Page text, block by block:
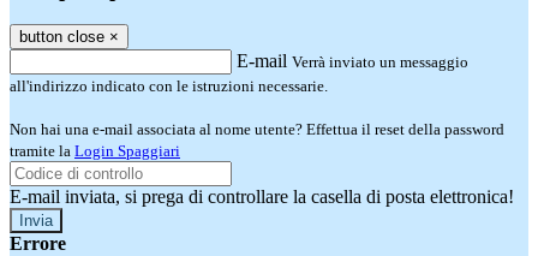
button close ×
E-mail Verrà inviato un messaggio
all'indirizzo indicato con le istruzioni necessarie.
Non hai una e-mail associata al nome utente? Effettua il reset della password
tramite la Login Spaggiari
E-mail inviata, si prega di controllare la casella di posta elettronica!
Errore